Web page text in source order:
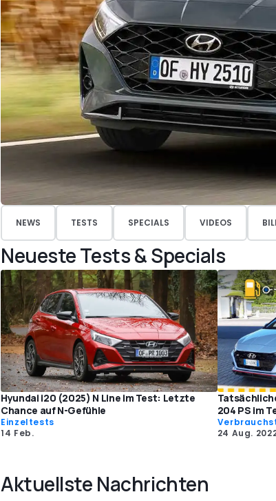
NEWS TESTS SPECIALS VIDEOS
Neueste Tests & Specials
Hyundai i20 (2025) N Line im Test: Letzte
Chance auf N-Gefühle
Einzeltests
14 Feb.
204 PS im
24 Aug.
Aktuellste Nachrichten